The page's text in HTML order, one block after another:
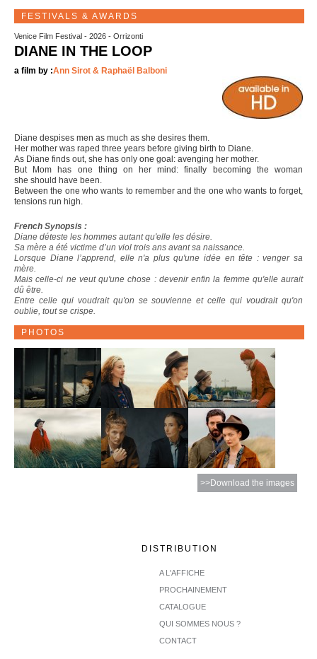
FESTIVALS & AWARDS
Venice Film Festival - 2026 - Orrizonti
DIANE IN THE LOOP
a film by :Ann Sirot & Raphaël Balboni
Diane despises men as much as she desires them.
Her mother was raped three years before giving birth to Diane.
As Diane finds out, she has only one goal: avenging her mother.
But Mom has one thing on her mind: finally becoming the woman
she should have been.
Between the one who wants to remember and the one who wants to forget,
tensions run high.
French Synopsis :
Diane déteste les hommes autant qu'elle les désire.
Sa mère a été victime d’un viol trois ans avant sa naissance.
Lorsque Diane l’apprend, elle n'a plus qu'une idée en tête : venger sa
mère.
Mais celle-ci ne veut qu'une chose : devenir enfin la femme qu'elle aurait
dû être.
Entre celle qui voudrait qu'on se souvienne et celle qui voudrait qu'on
oublie, tout se crispe.
PHOTOS
>>Download the images
DISTRIBUTION
A L'AFFICHE
PROCHAINEMENT
CATALOGUE
QUI SOMMES NOUS ?
CONTACT